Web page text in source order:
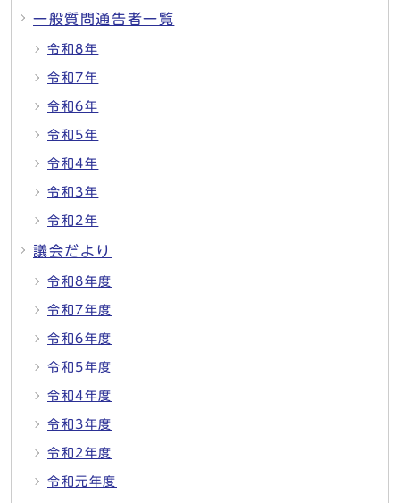
一般質問通告者一覧
令和8年
令和7年
令和6年
令和5年
令和4年
令和3年
令和2年
議会だより
令和8年度
令和7年度
令和6年度
令和5年度
令和4年度
令和3年度
令和2年度
令和元年度